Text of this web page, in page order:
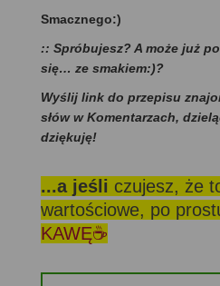
Smacznego:)
:: Spróbujesz? A może już
się… ze smakiem:)?
Wyślij link do przepisu
słów w Komentarzach,
dziękuję!
...a jeśli czujesz, że
wartościowe, po
KAWĘ☕